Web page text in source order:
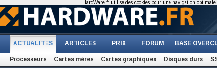
ACTUALITES ARTICLES PRIX FORUM BASE
Processeurs Cartes mères Cartes graphiques Disques durs
HardWare.fr utilise des cookies pour une navigation